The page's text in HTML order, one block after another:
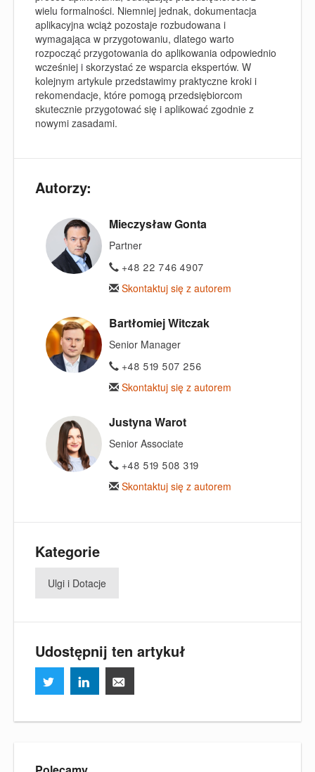
wielu formalności. Niemniej jednak, dokumentacja
aplikacyjna wciąż pozostaje rozbudowana i
wymagająca w przygotowaniu, dlatego warto
rozpocząć przygotowania do aplikowania odpowiednio
wcześniej i skorzystać ze wsparcia ekspertów. W
kolejnym artykule przedstawimy praktyczne kroki i
rekomendacje, które pomogą przedsiębiorcom
skutecznie przygotować się i aplikować zgodnie z
nowymi zasadami.
Autorzy:
Mieczysław Gonta
Partner
+48 22 746 4907
Skontaktuj się z autorem
Bartłomiej Witczak
Senior Manager
+48 519 507 256
Skontaktuj się z autorem
Justyna Warot
Senior Associate
+48 519 508 319
Skontaktuj się z autorem
Kategorie
Ulgi i Dotacje
Udostępnij ten artykuł